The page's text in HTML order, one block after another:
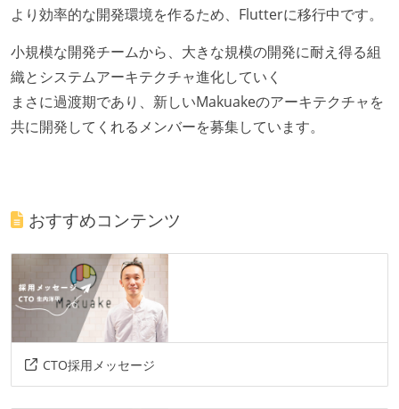
より効率的な開発環境を作るため、Flutterに移行中です。
小規模な開発チームから、大きな規模の開発に耐え得る組
織とシステムアーキテクチャ進化していく
まさに過渡期であり、新しいMakuakeのアーキテクチャを
共に開発してくれるメンバーを募集しています。
おすすめコンテンツ
CTO採用メッセージ